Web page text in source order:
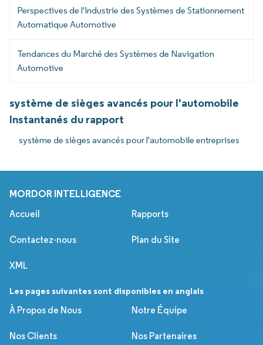
Perspectives de l'Industrie des Systèmes de Stationnement
Automatique Automotive
Tendances du Marché des Systèmes de Navigation
Automotive
système de sièges avancés pour l'automobile
Instantanés du rapport
système de sièges avancés pour l'automobile entreprises
MORDOR INTELLIGENCE
Accueil Rapports
Contactez-nous Plan du Site
XML
Les pages suivantes sont disponibles en anglais
À Propos de Nous
Notre Équipe
Nos Clients Nos Partenaires